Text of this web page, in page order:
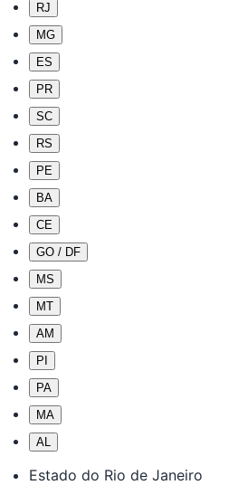
RJ
MG
ES
PR
SC
RS
PE
BA
CE
GO / DF
MS
MT
AM
PI
PA
MA
AL
Estado do Rio de Janeiro